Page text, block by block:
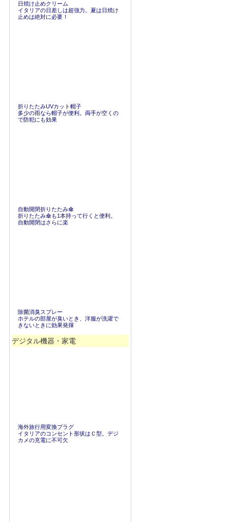
日焼け止めクリーム
イタリアの日差しは超強力。夏は日焼け
止めは絶対に必要！
折りたたみUVカット帽子
多少の雨なら帽子が便利。両手が空くの
で防犯にも効果
自動開閉折りたたみ傘
折りたたみ傘も1本持って行くと便利。
自動開閉はさらに楽
除菌消臭スプレー
ホテルの部屋が臭いとき、洋服が洗濯で
きないときに効果発揮
デジタル機器・家電
海外旅行用変換プラグ
イタリアのコンセント形状はＣ型。デジ
カメの充電に不可欠